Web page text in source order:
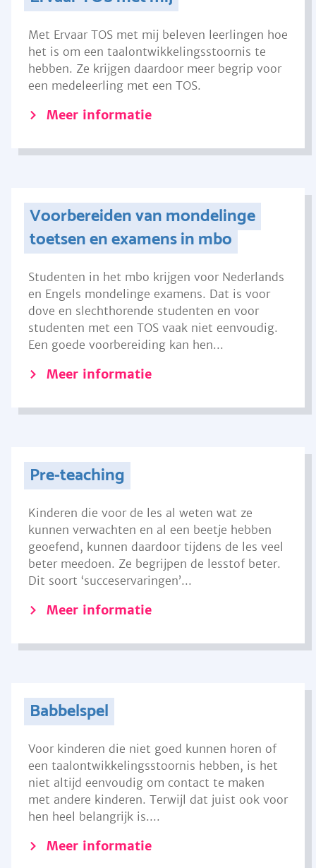
Met Ervaar TOS met mij beleven leerlingen hoe
het is om een taalontwikkelingsstoornis te
hebben. Ze krijgen daardoor meer begrip voor
een medeleerling met een TOS.
Meer informatie
Voorbereiden van mondelinge
toetsen en examens in mbo
Studenten in het mbo krijgen voor Nederlands
en Engels mondelinge examens. Dat is voor
dove en slechthorende studenten en voor
studenten met een TOS vaak niet eenvoudig.
Een goede voorbereiding kan hen...
Meer informatie
Pre-teaching
Kinderen die voor de les al weten wat ze
kunnen verwachten en al een beetje hebben
geoefend, kunnen daardoor tijdens de les veel
beter meedoen. Ze begrijpen de lesstof beter.
Dit soort ‘succeservaringen’...
Meer informatie
Babbelspel
Voor kinderen die niet goed kunnen horen of
een taalontwikkelingsstoornis hebben, is het
niet altijd eenvoudig om contact te maken
met andere kinderen. Terwijl dat juist ook voor
hen heel belangrijk is....
Meer informatie